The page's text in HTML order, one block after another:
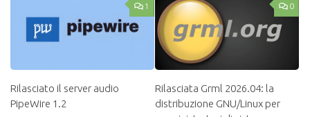
1
Rilasciato il server audio
PipeWire 1.2
0
Rilasciata Grml 2026.04: la
distribuzione GNU/Linux per